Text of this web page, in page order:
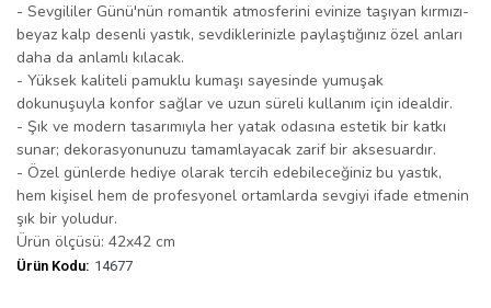
- Sevgililer Günü'nün romantik atmosferini evinize taşıyan kırmızı-
beyaz kalp desenli yastık, sevdiklerinizle paylaştığınız özel anları
daha da anlamlı kılacak.
- Yüksek kaliteli pamuklu kumaşı sayesinde yumuşak
dokunuşuyla konfor sağlar ve uzun süreli kullanım için idealdir.
- Şık ve modern tasarımıyla her yatak odasına estetik bir katkı
sunar; dekorasyonunuzu tamamlayacak zarif bir aksesuardır.
- Özel günlerde hediye olarak tercih edebileceğiniz bu yastık,
hem kişisel hem de profesyonel ortamlarda sevgiyi ifade etmenin
şık bir yoludur.
Ürün ölçüsü: 42x42 cm
Ürün Kodu: 14677